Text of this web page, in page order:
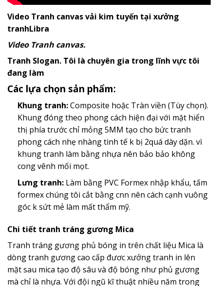
Video Tranh canvas vải kim tuyến tại xưởng
tranhLibra
Video Tranh canvas.
Tranh Slogan. Tôi là chuyên gia trong lĩnh vực tôi
đang làm
Các lựa chọn sản phẩm:
Khung tranh:Composite hoặc Tràn viền (Tùy chọn).
Khung đóng theo phong cách hiện đại với mặt hiển
thị phía trước chỉ mỏng 5MM tạo cho bức tranh
phong cách nhẹ nhàng tinh tế k bị 2quá dày dặn. vì
khung tranh làm bằng nhựa nên bảo bảo không
cong vênh mối mọt.
Lưng tranh:Làm bằng PVC Formex nhập khẩu, tấm
formex chúng tôi cắt bằng cnn nên cách cạnh vuông
góc k sứt mẻ làm mất thẩm mỹ.
Chi tiết tranh tráng gương Mica
Tranh tráng gương phủ bóng in trên chất liệu Mica là
dòng tranh gương cao cấp đươc xưởng tranh in lên
mặt sau mica tạo độ sâu và độ bóng như phủ gương
mà chỉ là nhựa. Với đội ngũ kĩ thuật nhiều năm trong